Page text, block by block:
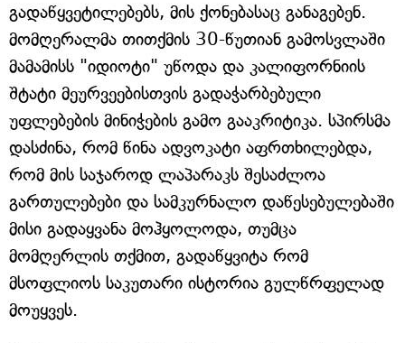
გადაწყვეტილებებს, მის ქონებასაც განაგებენ.
მომღერალმა თითქმის 30-წუთიან გამოსვლაში
მამამისს "იდიოტი" უწოდა და კალიფორნიის
შტატი მეურვეებისთვის გადაჭარბებული
უფლებების მინიჭების გამო გააკრიტიკა. სპირსმა
დასძინა, რომ წინა ადვოკატი აფრთხილებდა,
რომ მის საჯაროდ ლაპარაკს შესაძლოა
გართულებები და სამკურნალო დაწესებულებაში
მისი გადაყვანა მოჰყოლოდა, თუმცა
მომღერლის თქმით, გადაწყვიტა რომ
მსოფლიოს საკუთარი ისტორია გულწრფელად
მოუყვეს.